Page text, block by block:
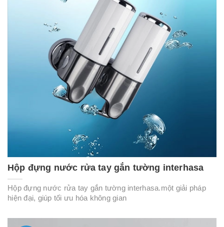
Hộp đựng nước rửa tay gắn tường interhasa
Hộp đựng nước rửa tay gắn tường interhasa.một giải pháp
hiện đại, giúp tối ưu hóa không gian